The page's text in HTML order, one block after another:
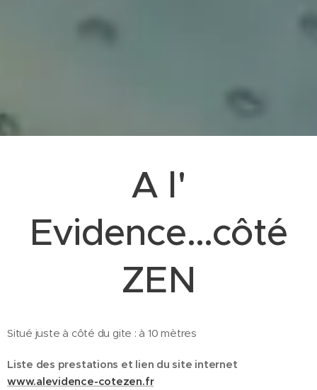
A l'
Evidence...côté
ZEN
Situé juste à côté du gite : à 10 mètres
Liste des prestations et lien du site internet
www.alevidence-cotezen.fr